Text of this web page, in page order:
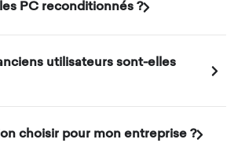
PC reconditionnés ?
utilisateurs sont-elles
choisir pour mon entreprise ?